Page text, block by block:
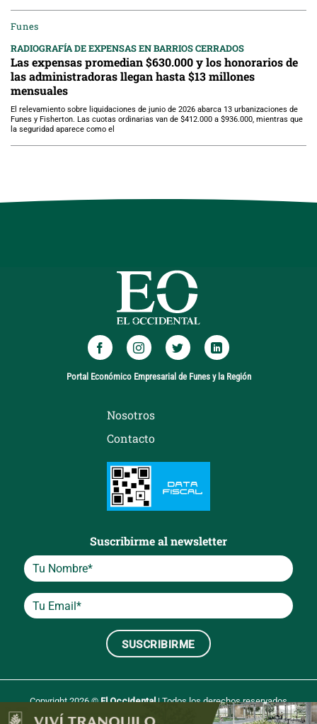
Funes
RADIOGRAFÍA DE EXPENSAS EN BARRIOS CERRADOS
Las expensas promedian $630.000 y los honorarios de
las administradoras llegan hasta $13 millones
mensuales
El relevamiento sobre liquidaciones de junio de 2026 abarca 13 urbanizaciones de
Funes y Fisherton. Las cuotas ordinarias van de $412.000 a $936.000, mientras que
la seguridad aparece como el
Portal Económico Empresarial de Funes y la Región
Nosotros
Contacto
Suscribirme al newsletter
Copyright 2026 ©El Occidental| Todos los derechos reservados